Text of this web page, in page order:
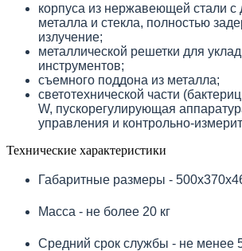
корпуса из нержавеющей стали с
металла и стекла, полностью
излучение;
металлической решетки для
инструментов;
съемного поддона из металла;
светотехнической части
W, пускорегулирующая
управления и контрольно-
Технические характеристики
Габаритные размеры -
Масса - не более 20 кг
Средний срок службы - не менее